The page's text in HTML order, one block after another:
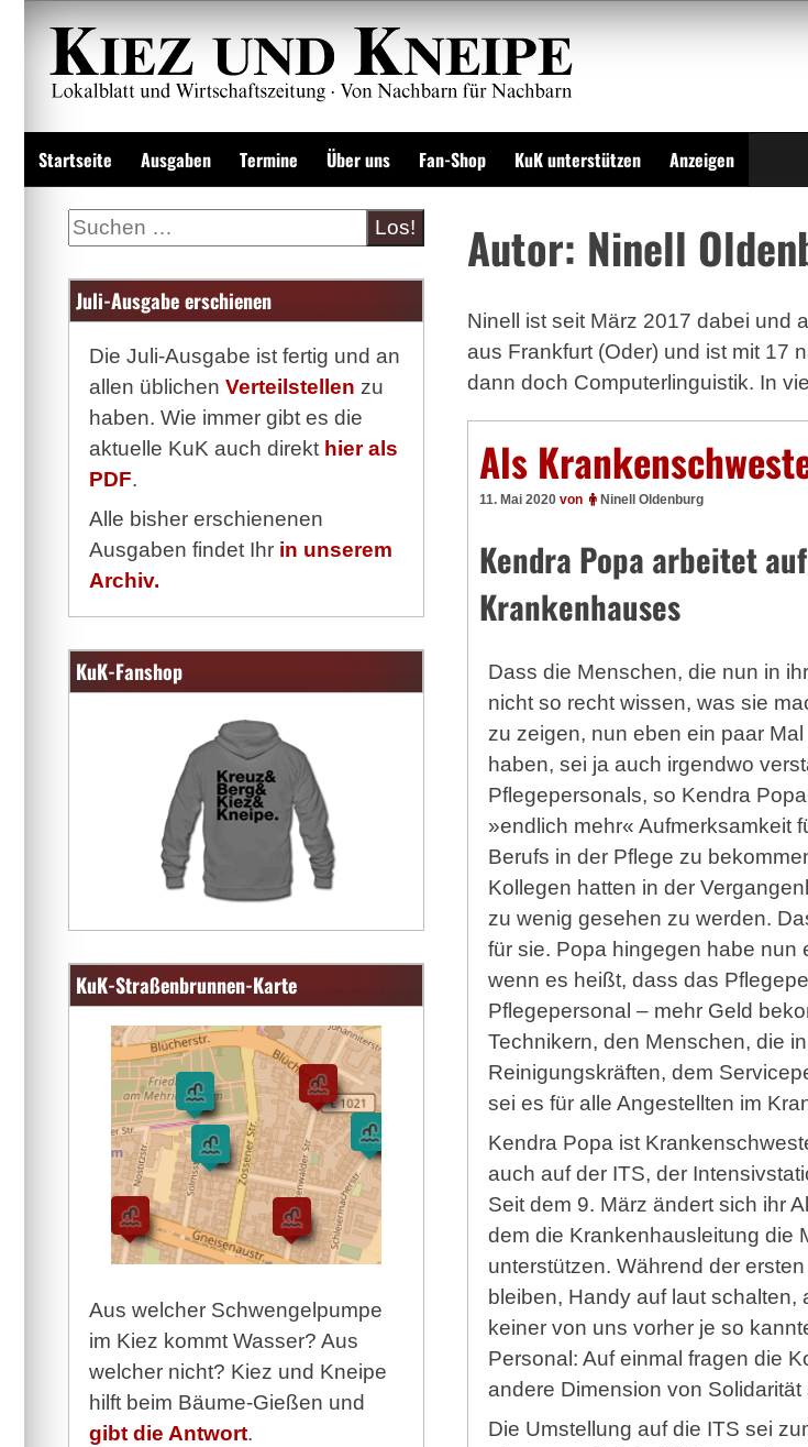
Zum
Inhalt
springen
Startseite Ausgaben Termine Über uns Fan-Shop KuK unterstützen Anzeigen
Autor: Ninell
Ninell ist seit März 2017 dabei und
aus Frankfurt (Oder) und ist mit 17
dann doch Computerlinguistik. In
Als
11. Mai 2020 von Ninell Oldenburg
Kendra Popa arbeitet
Krankenhauses
Dass die Menschen, die nun in
nicht so recht wissen, was sie
zu zeigen, nun eben ein paar
haben, sei ja auch irgendwo
Pflegepersonals, so Kendra
»endlich mehr« Aufmerksamkeit
Berufs in der Pflege zu
Kollegen hatten in der
zu wenig gesehen zu werden.
für sie. Popa hingegen habe nun
wenn es heißt, dass das
Pflegepersonal – mehr Geld
Technikern, den Menschen, die
Reinigungskräften, dem
sei es für alle Angestellten im
Kendra Popa ist
auch auf der ITS, der
Seit dem 9. März ändert sich ihr
dem die Krankenhausleitung die
unterstützen. Während der
bleiben, Handy auf laut
keiner von uns vorher je so
Personal: Auf einmal fragen die
andere Dimension von Solidarität
Die Umstellung auf die ITS sei
Suche
Juli-Ausgabe erschienen
Die Juli-Ausgabe ist fertig und an
allen üblichen Verteilstellen zu
haben. Wie immer gibt es die
aktuelle KuK auch direkt hier als
PDF.
Alle bisher erschienenen
Ausgaben findet Ihr in unserem
Archiv.
KuK-Fanshop
KuK-Straßenbrunnen-Karte
Aus welcher Schwengelpumpe
im Kiez kommt Wasser? Aus
welcher nicht? Kiez und Kneipe
hilft beim Bäume-Gießen und
gibt die Antwort.